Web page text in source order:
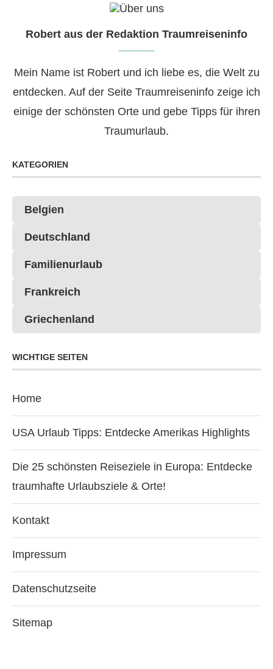
Robert aus der Redaktion Traumreiseninfo
Mein Name ist Robert und ich liebe es, die Welt zu
entdecken. Auf der Seite Traumreiseninfo zeige ich
einige der schönsten Orte und gebe Tipps für ihren
Traumurlaub.
KATEGORIEN
Belgien
Deutschland
Familienurlaub
Frankreich
Griechenland
WICHTIGE SEITEN
Home
USA Urlaub Tipps: Entdecke Amerikas Highlights
Die 25 schönsten Reiseziele in Europa: Entdecke
traumhafte Urlaubsziele & Orte!
Kontakt
Impressum
Datenschutzseite
Sitemap